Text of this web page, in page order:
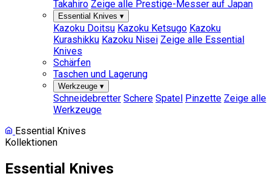
Takahiro Zeige alle Prestige-Messer auf Japan
Essential Knives ▾
Kazoku Doitsu Kazoku Ketsugo Kazoku
Kurashikku Kazoku Nisei Zeige alle Essential
Knives
Schärfen
Taschen und Lagerung
Werkzeuge ▾
Schneidebretter Schere Spatel Pinzette Zeige alle
Werkzeuge
Essential Knives
Kollektionen
Essential Knives